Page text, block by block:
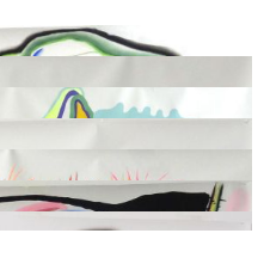
couleur, 150 x 150 cm
de couleur, 180 x 180 cm
de couleur, 180 x 180 cm
de couleur, 150 x 150 cm
couleur, 150 x 150 cm